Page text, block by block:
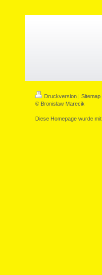
Druckversion | Sitemap
© Bronislaw Marecik
Diese Homepage wurde mit